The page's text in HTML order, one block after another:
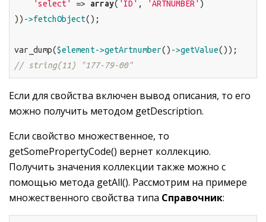
'select' => array( 'ID' , 'ARTNUMBER' )
)) ->fetchObject();
var_dump($element->getArtnumber() ->getValue
// string(11) "177-79-00"
Если для свойства включен вывод описания, то его
можно получить методом getDescription.
Если свойство множественное, то
getSomePropertyCode() вернет коллекцию.
Получить значения коллекции также можно с
помощью метода getAll(). Рассмотрим на примере
множественного свойства типа Справочник: